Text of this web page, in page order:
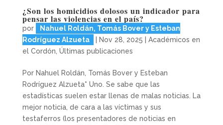
¿Son los homicidios dolosos un indicador para
pensar las violencias en el país?
por
Nahuel Roldán, Tomás Bover y Esteban
Rodríguez Alzueta
Nov 28, 2025
Académicos en
el Cordón Últimas publicaciones
Por Nahuel Roldán, Tomás Bover y Esteban
Rodríguez Alzueta* Uno. Se sabe que las
estadísticas suelen estar llenas de malas noticias. La
mejor noticia, de cara a las víctimas y sus
testaferros (los presentadores de noticias en